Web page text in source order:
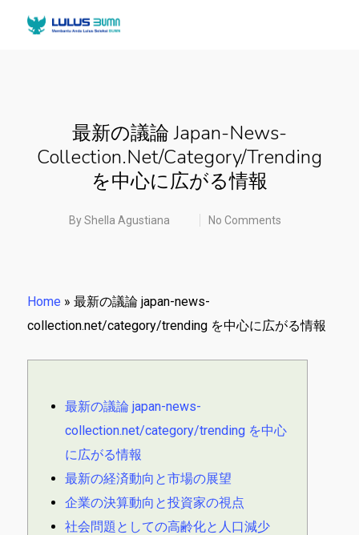
最新の議論 Japan-News-
Collection.net/category/trending
を中心に広がる情報
ByShella Agustiana No Comments
Home » 最新の議論 japan-news-
collection.net/category/trending を中心に広がる情報
最新の議論 japan-news-
collection.net/category/trending を中心
に広がる情報
最新の経済動向と市場の展望
企業の決算動向と投資家の視点
社会問題としての高齢化と人口減少